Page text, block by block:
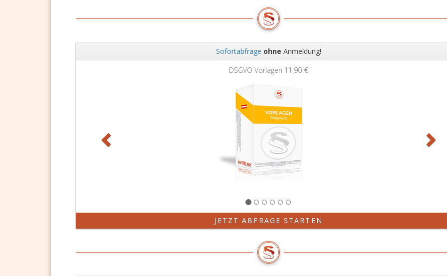
Sofortabfrage ohne Anmeldung!
DSGVO Vorlagen 11,90 €
JETZT ABFRAGE STARTEN